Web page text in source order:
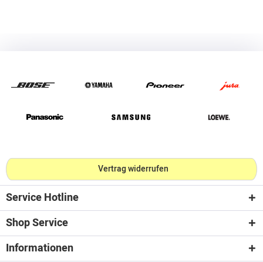
Vertrag widerrufen
Service Hotline
Shop Service
Informationen